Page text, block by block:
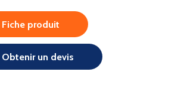
Fiche produit
Obtenir un devis